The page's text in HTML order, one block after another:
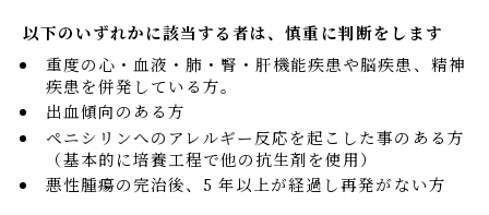
以下のいずれかに該当する者は、慎重に判断をします
重度の心・血液・肺・腎・肝機能疾患や脳疾患、精神
疾患を併発している方。
出血傾向のある方
ペニシリンへのアレルギー反応を起こした事のある方
（基本的に培養工程で他の抗生剤を使用）
悪性腫瘍の完治後、5 年以上が経過し再発がない方